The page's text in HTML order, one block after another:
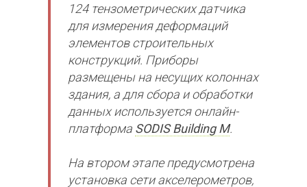
124 тензометрических датчика
для измерения деформаций
элементов строительных
конструкций. Приборы
размещены на несущих колоннах
здания, а для сбора и обработки
данных используется онлайн-
платформа SODIS Building M.
На втором этапе предусмотрена
установка сети акселерометров,